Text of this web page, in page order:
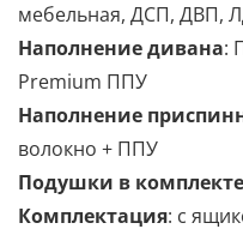
мебельная, ДСП, ДВП,
Наполнение дивана:
Premium ППУ
Наполнение
волокно + ППУ
Подушки в комплекте
Комплектация: с